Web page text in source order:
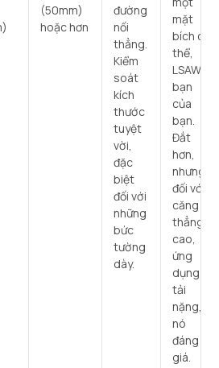
(50mm)
hoặc hơn
đường
nối
thẳng.
Kiểm
soát
kích
thước
tuyệt
vời,
đặc
biệt
đối với
những
bức
tường
dày.
mặt
bích cụ
thể,
LSAW là
bạn
của
bạn.
Đắt
hơn,
nhưng
đối với
căng
thẳng
cao,
ứng
dụng
tải
nặng,
nó
đáng
giá.